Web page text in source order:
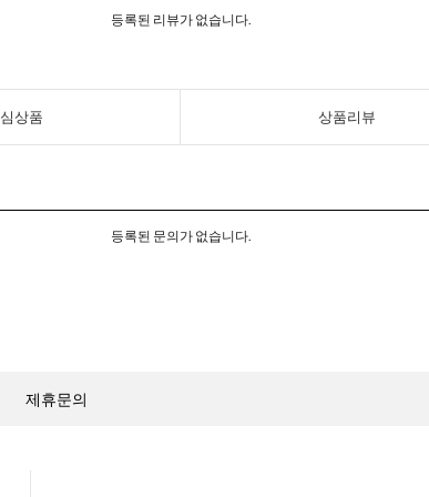
등록된 리뷰가 없습니다.
상품 상품리뷰
등록된 문의가 없습니다.
제휴문의